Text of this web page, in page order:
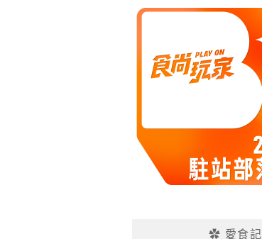
✿ 愛食記